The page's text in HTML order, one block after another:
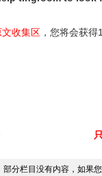
收集区 ，您将会获
分栏目没有内容，如果